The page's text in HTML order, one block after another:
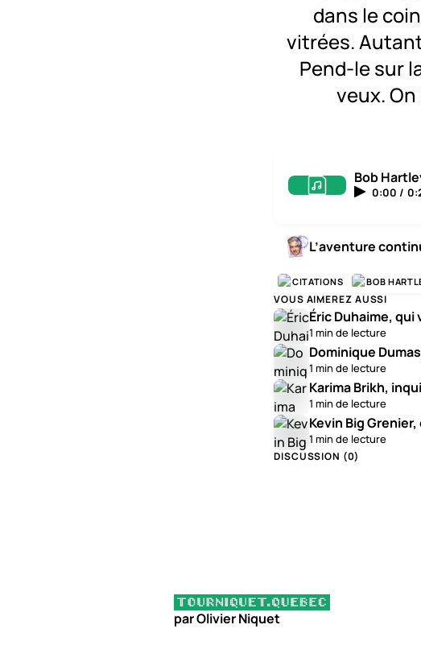
dans le
vitrées.
Pend-le sur
veux.
Bob
0:00 /
L’aventure
CITATIONS BOB
VOUS AIMEREZ AUSSI
Éric Duhaime,
1 min de lecture
Dominique
1 min de lecture
Karima Brikh,
1 min de lecture
Kevin Big
1 min de lecture
DISCUSSION (0)
par Olivier Niquet